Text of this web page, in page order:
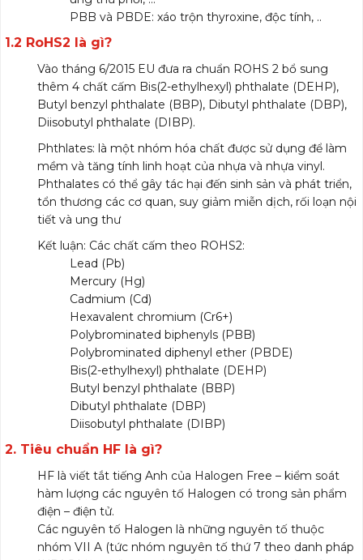
PBB và PBDE: xáo trộn thyroxine, độc tính, ..
1.2 RoHS2 là gì?
Vào tháng 6/2015 EU đưa ra chuẩn ROHS 2 bổ sung
thêm 4 chất cấm Bis(2-ethylhexyl) phthalate (DEHP),
Butyl benzyl phthalate (BBP), Dibutyl phthalate (DBP),
Diisobutyl phthalate (DIBP).
Phthlates: là một nhóm hóa chất được sử dụng để làm
mềm và tăng tính linh hoạt của nhựa và nhựa vinyl.
Phthalates có thể gây tác hại đến sinh sản và phát triển,
tổn thương các cơ quan, suy giảm miễn dịch, rối loạn nội
tiết và ung thư
Kết luận: Các chất cấm theo ROHS2:
Lead (Pb)
Mercury (Hg)
Cadmium (Cd)
Hexavalent chromium (Cr6+)
Polybrominated biphenyls (PBB)
Polybrominated diphenyl ether (PBDE)
Bis(2-ethylhexyl) phthalate (DEHP)
Butyl benzyl phthalate (BBP)
Dibutyl phthalate (DBP)
Diisobutyl phthalate (DIBP)
2. Tiêu chuẩn HF là gì?
HF là viết tắt tiếng Anh của Halogen Free – kiểm soát
hàm lượng các nguyên tố Halogen có trong sản phẩm
điện – điện tử.
Các nguyên tố Halogen là những nguyên tố thuộc
nhóm VII A (tức nhóm nguyên tố thứ 7 theo danh pháp